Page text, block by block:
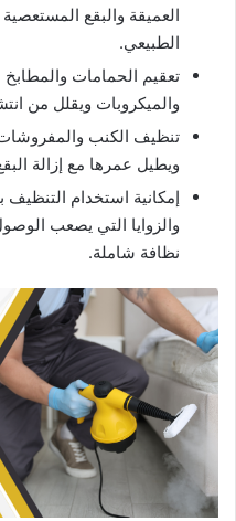
العميقة والبقع
الطبيعي.
تعقيم الحمامات
والميكروبات ويقلل من
تنظيف الكنب
ويطيل عمرها مع إزالة
إمكانية استخدام التنظيف
والزوايا التي يصعب
نظافة شاملة.